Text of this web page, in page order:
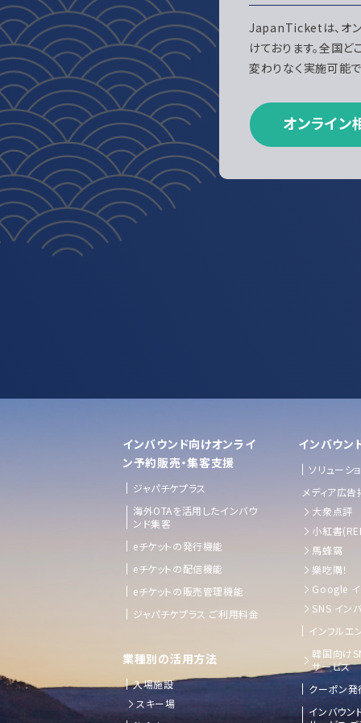
JapanTicketは、オ
けております。全国
変わりなく実施可能で
オンライン
インバウンド向けオンライ
ン予約販売・集客支援
ジャパチケプラス
海外OTAを活用したインバウ
ンド集客
eチケットの発行機能
eチケットの配信機能
eチケットの販売管理機能
ジャパチケプラス ご利用料金
業種別の活用方法
入場施設
スキー場
インバウン
ソリューシ
メディア広
大衆点評
小紅書
馬蜂窩
樂吃購！
Google イ
SNS イン
インフルエ
韓国向け
サービス
クーポン発
インバウン